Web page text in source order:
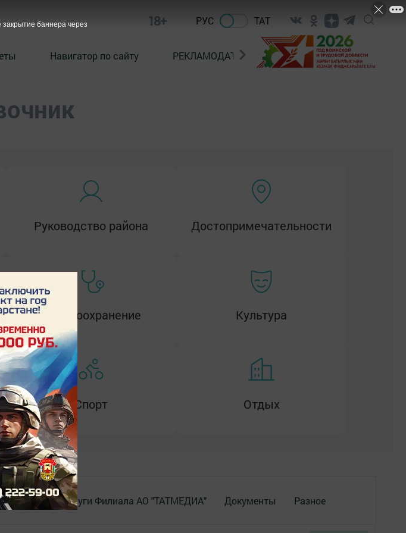
18+ РУС ТАТ
Навигатор по сайту РЕКЛАМОДАТЕЛЯМ
Руководство района Достопримечательности
Здравоохранение Культура
Спорт
Секции
Отдых
Турбазы и глэмпинги
Услуги Филиала АО "ТАТМЕДИА" Документы Разное
закрытие баннера через